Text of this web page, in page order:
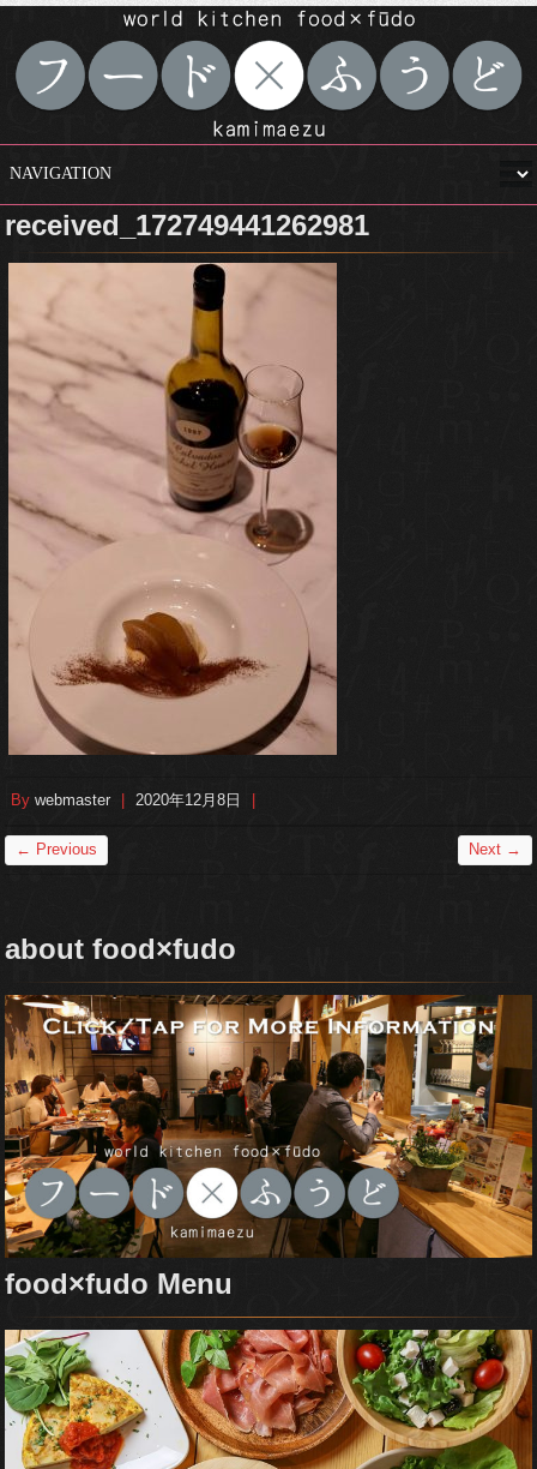
received_172749441262981
Bywebmaster | 2020年12月8日 |
← Previous Next →
about food×fudo
food×fudo Menu